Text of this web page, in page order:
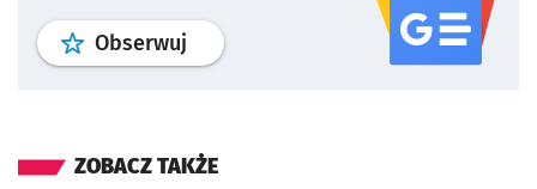
Obserwuj profil serwisu
ZOBACZ TAKŻE